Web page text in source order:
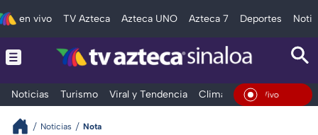
en vivo TV Azteca Azteca UNO Azteca 7 Deportes
Noticias Turismo Viral y Tendencia Clima Deportes
En Vivo
Noticias Nota